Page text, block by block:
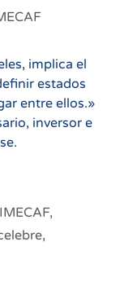
implica el
estados
entre ellos.»
inversor e
,
,